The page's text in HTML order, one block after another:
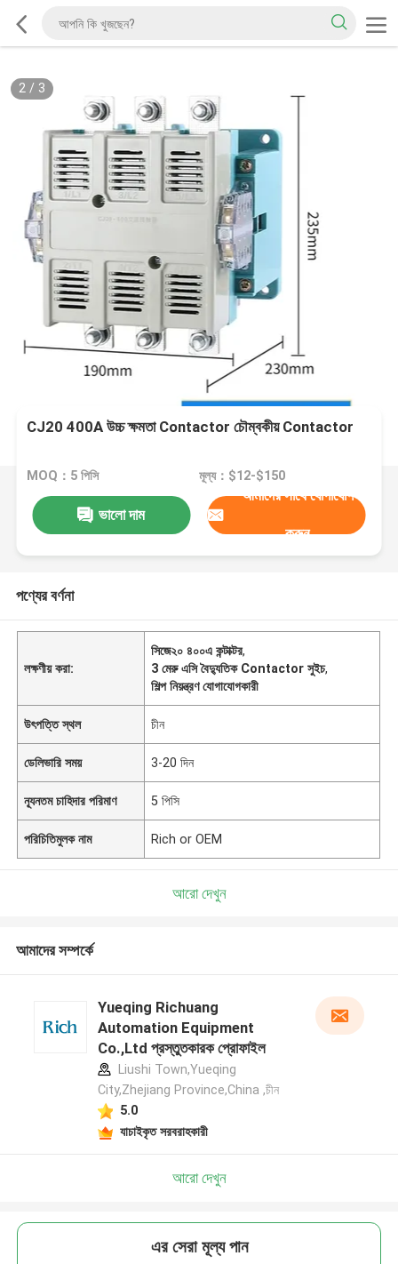
2/ 3
CJ20 400A উচ্চ ক্ষমতা Contactor চৌম্বকীয় Contactor
MOQ：5 পিসি মূল্য：$12-$150
ভালো দাম
আমাদের সাথে যোগাযোগ
করুন
পণ্যের বর্ণনা
লক্ষণীয় করা:
সিজে২০ ৪০০এ কন্টাক্টর,
3 মেরু এসি বৈদ্যুতিক Contactor সুইচ,
শিল্প নিয়ন্ত্রণ যোগাযোগকারী
উৎপত্তি স্থল চীন
ডেলিভারি সময় 3-20 দিন
ন্যূনতম চাহিদার পরিমাণ 5 পিসি
পরিচিতিমুলক নাম Rich or OEM
আরো দেখুন
আমাদের সম্পর্কে
Yueqing Richuang
Automation Equipment
Co.,Ltd প্রস্তুতকারক প্রোফাইল
Liushi Town,Yueqing
City,Zhejiang Province,China ,চীন
5.0
যাচাইকৃত সরবরাহকারী
আরো দেখুন
এর সেরা মূল্য পান